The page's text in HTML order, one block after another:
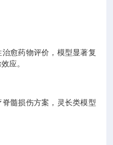
愈药物评价，模型显著复
应。
髓损伤方案，灵长类模型